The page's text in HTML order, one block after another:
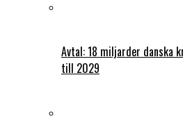
Avtal: 18 miljarder danska
till 2029